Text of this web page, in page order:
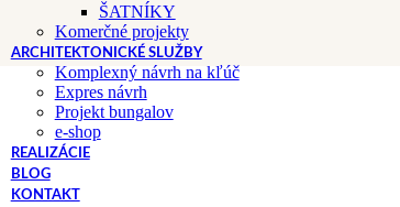
ŠATNÍKY
Komerčné projekty
ARCHITEKTONICKÉ SLUŽBY
Komplexný návrh na kľúč
Expres návrh
Projekt bungalov
e-shop
REALIZÁCIE
BLOG
KONTAKT